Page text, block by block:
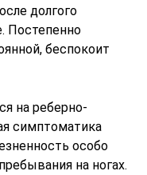
долгого
Постепенно
беспокоит
на реберно-
симптоматика
особо
на ногах.